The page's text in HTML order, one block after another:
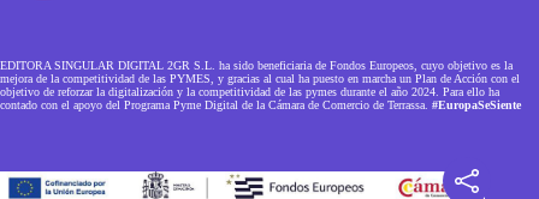
EDITORA SINGULAR DIGITAL 2GR S.L. ha sido beneficiaria de Fondos Europeos, cuyo objetivo es la
mejora de la competitividad de las PYMES, y gracias al cual ha puesto en marcha un Plan de Acción con el
objetivo de reforzar la digitalización y la competitividad de las pymes durante el año 2024. Para ello ha
contado con el apoyo del Programa Pyme Digital de la Cámara de Comercio de Terrassa. #EuropaSeSiente